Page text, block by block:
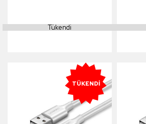
Tükendi
TÜKENDI